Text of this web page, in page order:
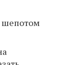
шепотом